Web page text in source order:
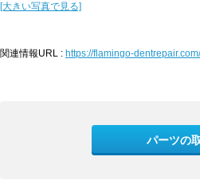
[大きい写真で見る]
関連情報URL : https://flamingo-dentrepair.com/
パーツの